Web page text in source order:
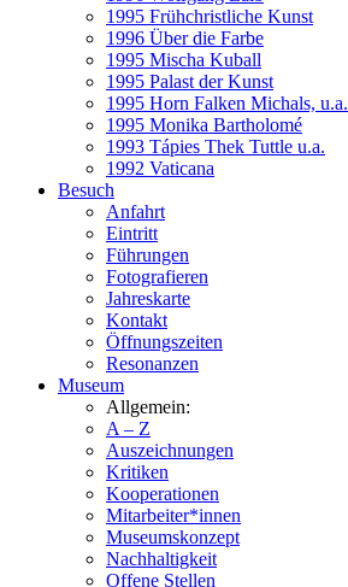
1995 Frühchristliche Kunst
1996 Über die Farbe
1995 Mischa Kuball
1995 Palast der Kunst
1995 Horn Falken Michals, u.a.
1995 Monika Bartholomé
1993 Tápies Thek Tuttle u.a.
1992 Vaticana
Besuch
Anfahrt
Eintritt
Führungen
Fotografieren
Jahreskarte
Kontakt
Öffnungszeiten
Resonanzen
Museum
Allgemein:
A – Z
Auszeichnungen
Kritiken
Kooperationen
Mitarbeiter*innen
Museumskonzept
Nachhaltigkeit
Offene Stellen